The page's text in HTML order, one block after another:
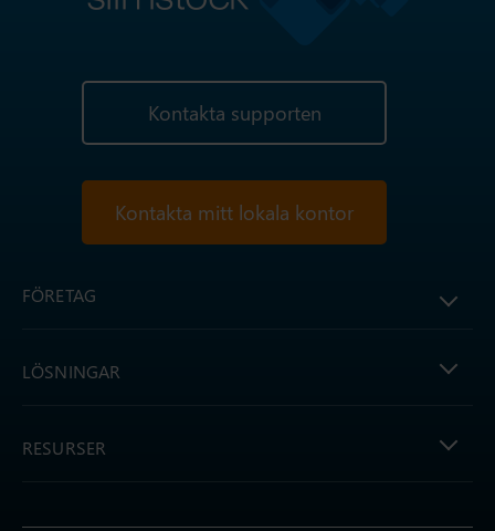
Kontakta supporten
Kontakta mitt lokala kontor
FÖRETAG
LÖSNINGAR
RESURSER